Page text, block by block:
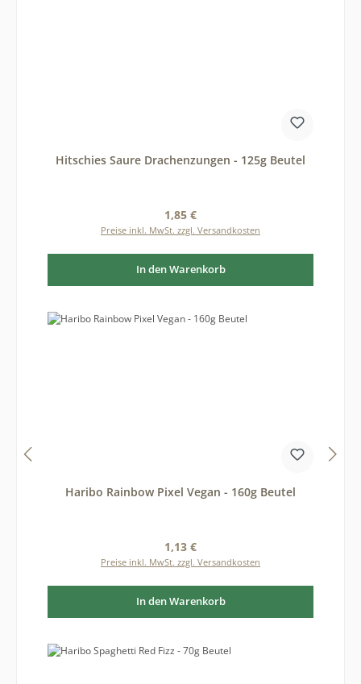
Hitschies Saure Drachenzungen - 125g Beutel
Regulärer Preis:
1,85 €
Preise inkl. MwSt. zzgl. Versandkosten
In den Warenkorb
Haribo Rainbow Pixel Vegan - 160g Beutel
Regulärer Preis:
1,13 €
Preise inkl. MwSt. zzgl. Versandkosten
In den Warenkorb